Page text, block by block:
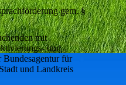
gem. §
mit
und
Bundesagentur für
und Landkreis